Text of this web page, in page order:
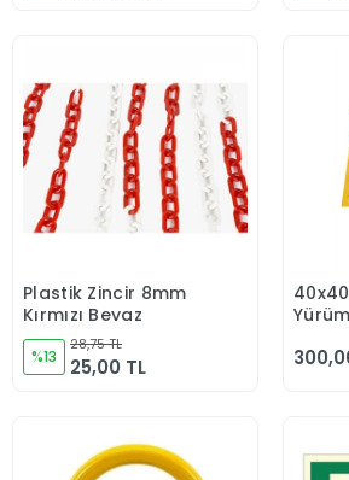
Sepete Ekle
Plastik Zincir 8mm
Kırmızı Beyaz
%13
28,75 TL
25,00 TL